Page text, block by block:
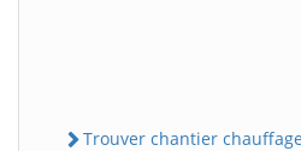
Trouver chantier chauffage